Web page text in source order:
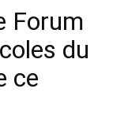
Forum
du
ce